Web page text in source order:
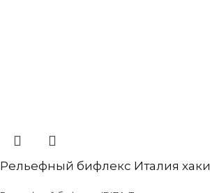
Рельефный бифлекс Италия хаки